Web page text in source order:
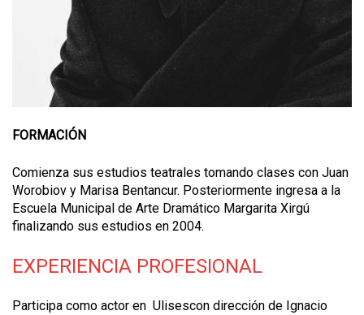
FORMACIÓN
Comienza sus estudios teatrales tomando clases con Juan
Worobiov y Marisa Bentancur. Posteriormente ingresa a la
Escuela Municipal de Arte Dramático Margarita Xirgú
finalizando sus estudios en 2004.
EXPERIENCIA PROFESIONAL
Participa como actor en Ulisescon dirección de Ignacio